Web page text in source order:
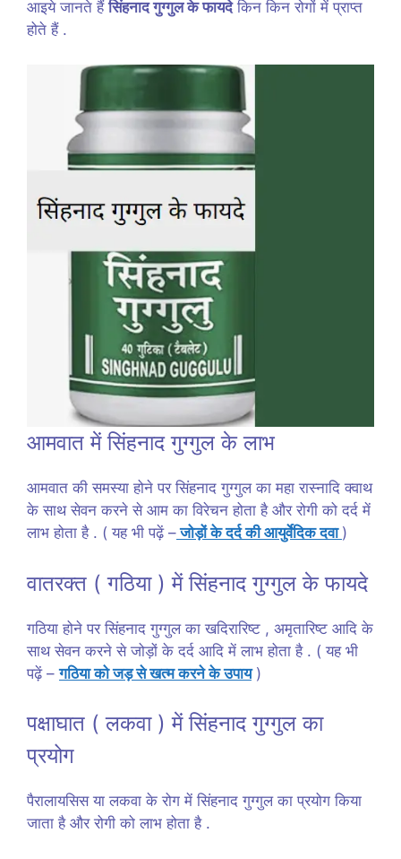
आइये जानते हैंसिंहनाद गुग्गुल के फायदेकिन किन रोगों में प्राप्त
होते हैं .
आमवात में सिंहनाद गुग्गुल के लाभ
आमवात की समस्या होने पर सिंहनाद गुग्गुल का महा रास्नादि क्वाथ
के साथ सेवन करने से आम का विरेचन होता है और रोगी को दर्द में
लाभ होता है . ( यह भी पढ़ें –जोड़ों के दर्द की आयुर्वेदिक दवा )
वातरक्त ( गठिया ) में सिंहनाद गुग्गुल के फायदे
गठिया होने पर सिंहनाद गुग्गुल का खदिरारिष्ट , अमृतारिष्ट आदि के
साथ सेवन करने से जोड़ों के दर्द आदि में लाभ होता है . ( यह भी
पढ़ें –गठिया को जड़ से खत्म करने के उपाय)
पक्षाघात ( लकवा ) में सिंहनाद गुग्गुल का
प्रयोग
पैरालायसिस या लकवा के रोग में सिंहनाद गुग्गुल का प्रयोग किया
जाता है और रोगी को लाभ होता है .